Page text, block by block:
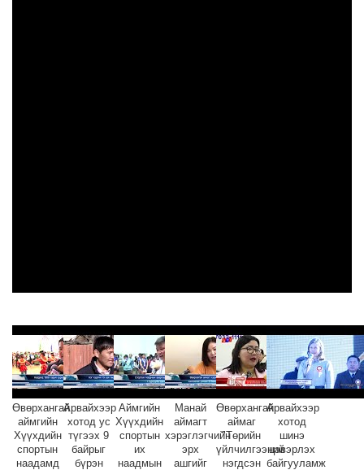
Өвөрхангай
аймгийн
Хүүхдийн
спортын
наадамд
Арвайхээр
хотод ус
түгээх 9
байрыг
бүрэн
Аймгийн
Хүүхдийн
спортын
их
наадмын
Манай
аймагт
хэрэглэгчийн
эрх
ашгийг
Өвөрхангай
аймаг
"Төрийн
үйлчилгээний
нэгдсэн
Арвайхээр
хотод
шинэ
цэвэрлэх
байгууламж